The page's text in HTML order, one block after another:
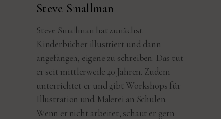
Steve Smallman
Steve Smallman hat zunächst
Kinderbücher illustriert und dann
angefangen, eigene zu schreiben. Das tut
er seit mittlerweile 40 Jahren. Zudem
unterrichtet er und gibt Workshops für
Illustration und Malerei an Schulen.
Wenn er nicht arbeitet, schaut er gern